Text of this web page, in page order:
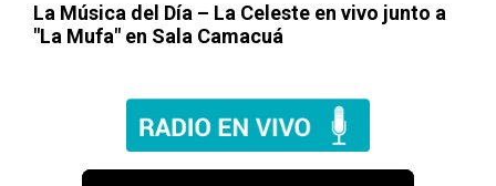
La Música del Día – La Celeste en vivo junto a
"La Mufa" en Sala Camacuá